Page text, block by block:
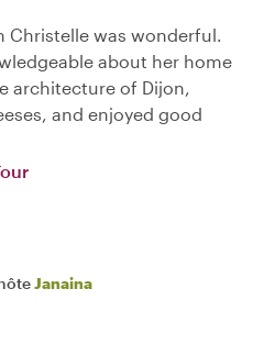
was wonderful.
about her home
architecture of Dijon,
and enjoyed good
Janaina